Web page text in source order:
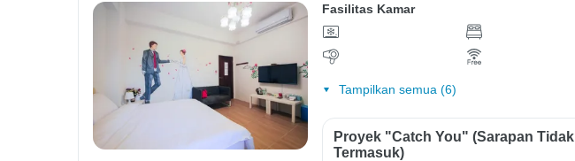
Fasilitas Kamar
Tampilkan semua (6)
Proyek "Catch You" (Sarapan Tidak
Termasuk)